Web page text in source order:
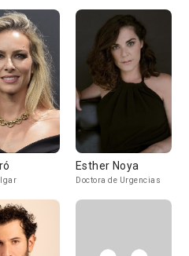
Esther Noya
Doctora de Urgencias